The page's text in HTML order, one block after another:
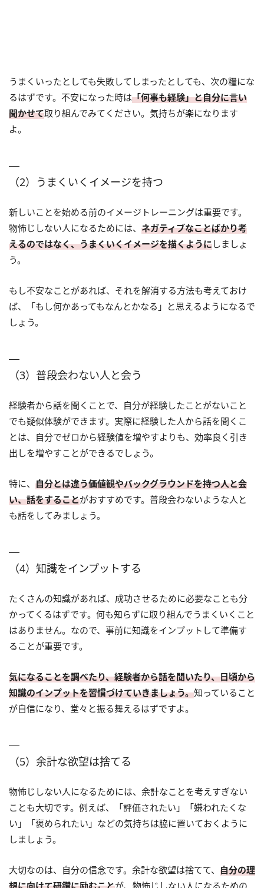
うまくいったとしても失敗してしまったとしても、次の糧にな
るはずです。不安になった時は「何事も経験」と自分に言い
聞かせて取り組んでみてください。気持ちが楽になります
よ。
（2）うまくいくイメージを持つ
新しいことを始める前のイメージトレーニングは重要です。
物怖じしない人になるためには、 ネガティブなことばかり考
えるのではなく、うまくいくイメージを描くようにしましょ
う。
もし不安なことがあれば、それを解消する方法も考えておけ
ば、「もし何かあってもなんとかなる」と思えるようになるで
しょう。
（3）普段会わない人と会う
経験者から話を聞くことで、自分が経験したことがないこと
でも疑似体験ができます。実際に経験した人から話を聞くこ
とは、自分でゼロから経験値を増やすよりも、効率良く引き
出しを増やすことができるでしょう。
特に、 自分とは違う価値観やバックグラウンドを持つ人と会
い、話をすることがおすすめです。普段会わないような人と
も話をしてみましょう。
（4）知識をインプットする
たくさんの知識があれば、成功させるために必要なことも分
かってくるはずです。何も知らずに取り組んでうまくいくこと
はありません。なので、事前に知識をインプットして準備す
ることが重要です。
気になることを調べたり、経験者から話を聞いたり、日頃から
知識のインプットを習慣づけていきましょう。知っていること
が自信になり、堂々と振る舞えるはずですよ。
（5）余計な欲望は捨てる
物怖じしない人になるためには、余計なことを考えすぎない
ことも大切です。例えば、「評価されたい」「嫌われたくな
い」「褒められたい」などの気持ちは脇に置いておくように
しましょう。
大切なのは、自分の信念です。余計な欲望は捨てて、 自分の理
想に向けて研鑽に励むことが、物怖じしない人になるための